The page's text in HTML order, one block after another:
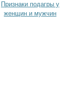
Признаки подагры у
женщин и мужчин